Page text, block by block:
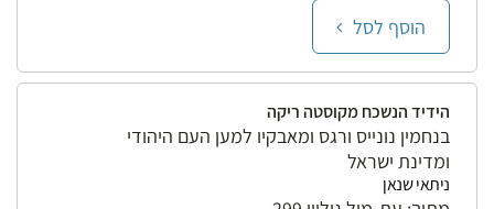
הוסף לסל
הידיד הנשכח מקוסטה ריקה
בנחמין נונייס ורגס ומאבקיו למען העם היהודי
ומדינת ישראל
ניתאי שנאן